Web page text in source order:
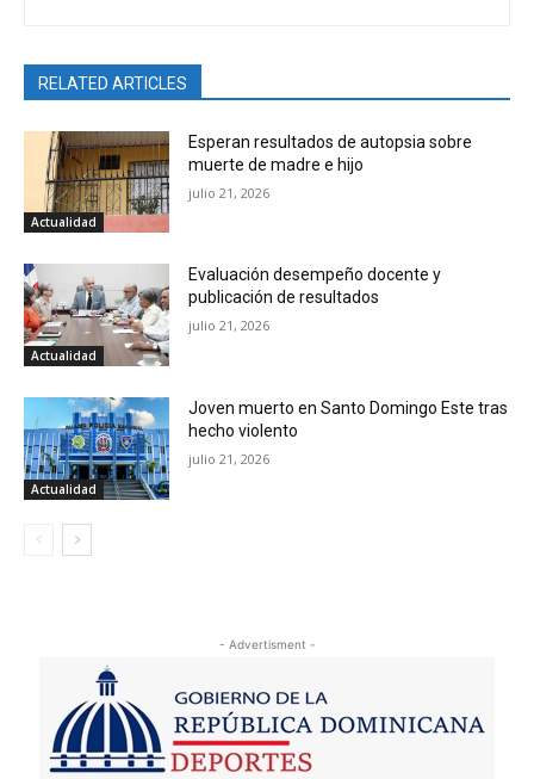
RELATED ARTICLES
Actualidad
Esperan resultados de autopsia sobre
muerte de madre e hijo
julio 21, 2026
Actualidad
Evaluación desempeño docente y
publicación de resultados
julio 21, 2026
Actualidad
Joven muerto en Santo Domingo Este tras
hecho violento
julio 21, 2026
- Advertisment -